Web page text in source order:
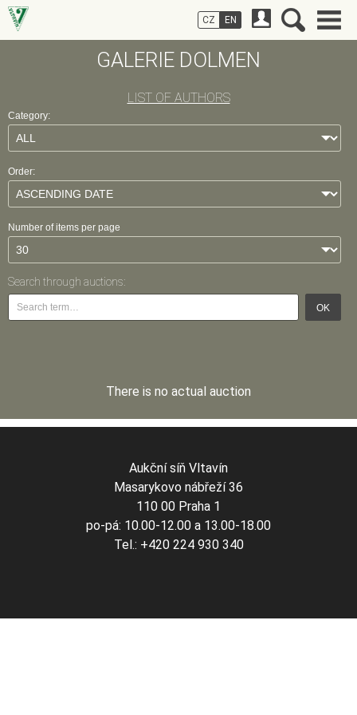
GALERIE DOLMEN
LIST OF AUTHORS
Category:
Order:
Number of items per page
Search through auctions:
OK
There is no actual auction
CZ EN
Aukční síň Vltavín
Masarykovo nábřeží 36
110 00 Praha 1
po-pá: 10.00-12.00 a 13.00-18.00
Tel.: +420 224 930 340